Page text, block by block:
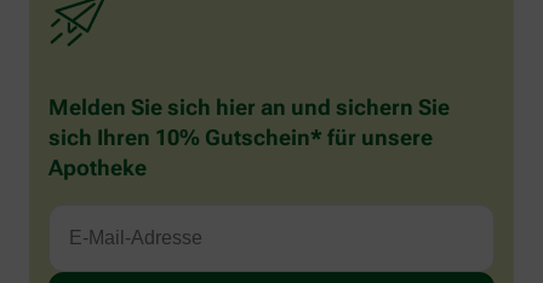
Melden Sie sich hier an und sichern Sie
sich Ihren 10% Gutschein* für unsere
Apotheke